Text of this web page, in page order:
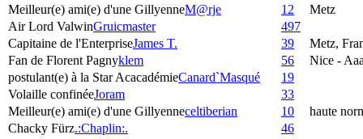
Meilleur(e) ami(e) d'une GillyenneM@rje 12
Metz
Air Lord ValwinGruicmaster
497
Capitaine de l'EnterpriseJames T. 39
Metz,
Fan de Florent Pagnyklem 56
Nice -
postulant(e) à la Star AcacadémieCanard`Masqué
19
Volaille confinéeJoram
33
Meilleur(e) ami(e) d'une Gillyenneceltiberian 10
haute
Chacky Fürz.:Chaplin:.
46